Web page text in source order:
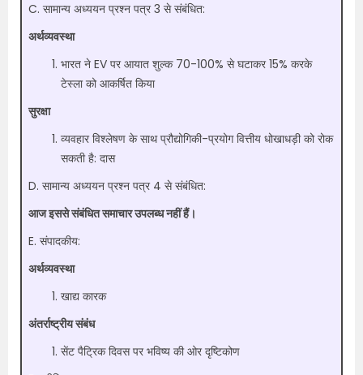
C. सामान्य अध्ययन प्रश्न पत्र 3 से संबंधित:
अर्थव्यवस्था
भारत ने EV पर आयात शुल्क 70-100% से घटाकर 15% करके
टेस्ला को आकर्षित किया
सुरक्षा
व्यवहार विश्लेषण के साथ प्रौद्योगिकी-प्रयोग वित्तीय धोखाधड़ी को रोक
सकती है: दास
D. सामान्य अध्ययन प्रश्न पत्र 4 से संबंधित:
आज इससे संबंधित समाचार उपलब्ध नहीं हैं।
E. संपादकीय:
अर्थव्यवस्था
खाद्य कारक
अंतर्राष्ट्रीय संबंध
सेंट पैट्रिक दिवस पर भविष्य की ओर दृष्टिकोण